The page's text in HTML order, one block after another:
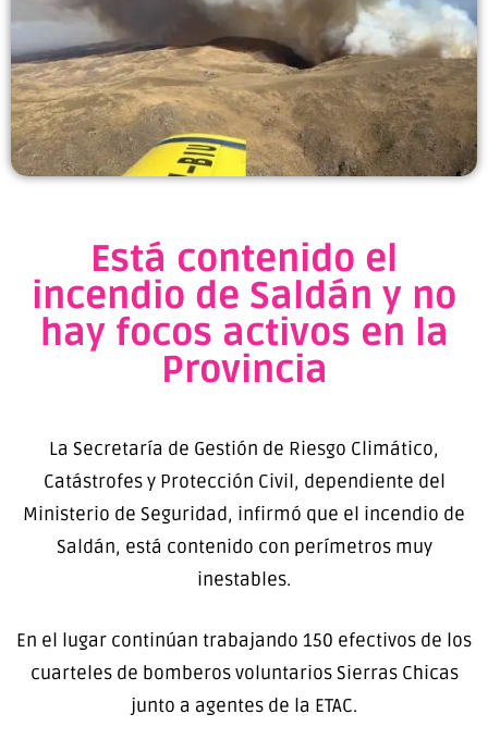
Está contenido el
incendio de Saldán y no
hay focos activos en la
Provincia
La Secretaría de Gestión de Riesgo Climático,
Catástrofes y Protección Civil, dependiente del
Ministerio de Seguridad, infirmó que el incendio de
Saldán, está contenido con perímetros muy
inestables.
En el lugar continúan trabajando 150 efectivos de los
cuarteles de bomberos voluntarios Sierras Chicas
junto a agentes de la ETAC.